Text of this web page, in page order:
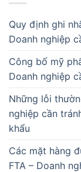
Quy định ghi
Doanh nghiệp
Công bố mỹ
Doanh nghiệp
Những lỗi
nghiệp cần
khẩu
Các mặt hàng
FTA – Doanh